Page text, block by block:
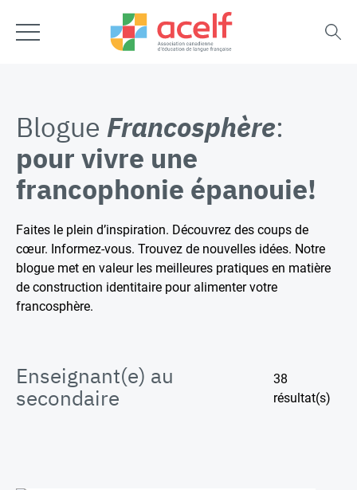
Blogue Francosphère:
pour vivre une
francophonie épanouie!
Faites le plein d’inspiration. Découvrez des coups de
cœur. Informez-vous. Trouvez de nouvelles idées. Notre
blogue met en valeur les meilleures pratiques en matière
de construction identitaire pour alimenter votre
francosphère.
Enseignant(e) au
secondaire
38
résultat(s)